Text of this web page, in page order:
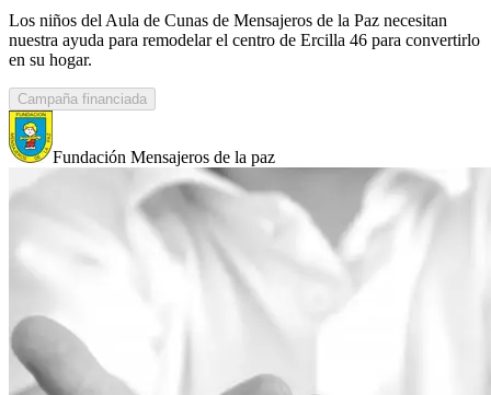
Los niños del Aula de Cunas de Mensajeros de la Paz necesitan
nuestra ayuda para remodelar el centro de Ercilla 46 para convertirlo
en su hogar.
Campaña financiada
Fundación Mensajeros de la paz